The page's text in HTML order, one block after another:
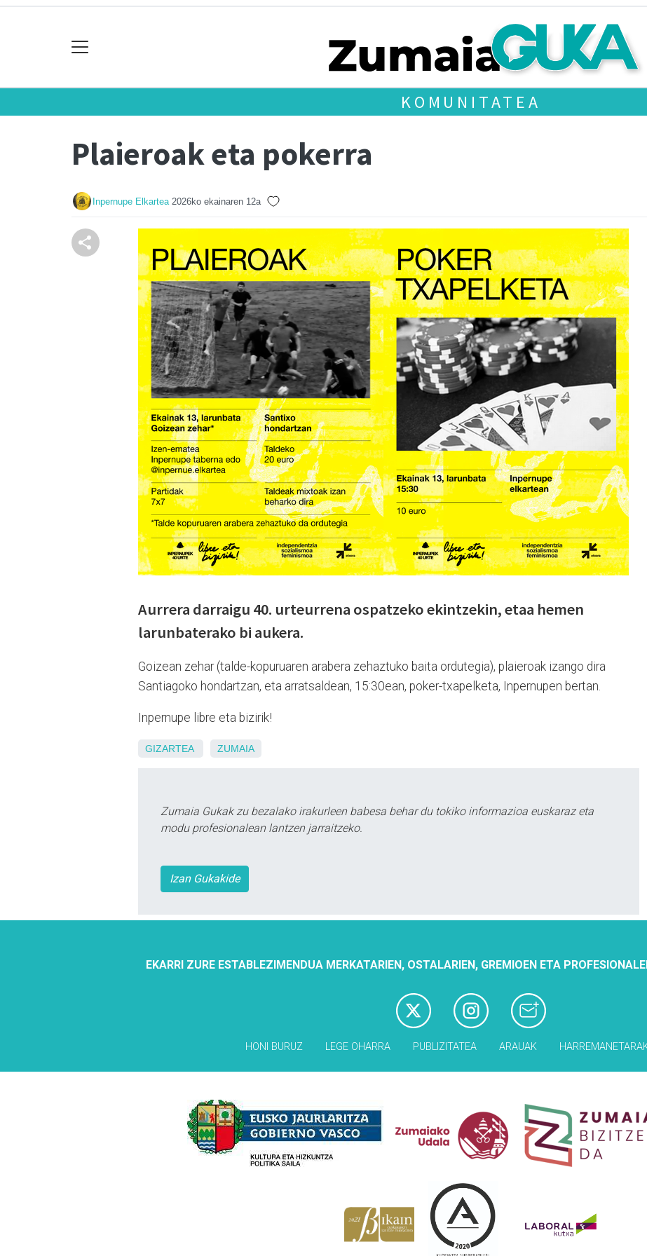
KOMUNITATEA
Plaieroak eta pokerra
Inpernupe Elkartea 2026ko ekainaren 12a
Aurrera darraigu 40. urteurrena ospatzeko ekintzekin, etaa hemen
larunbaterako bi aukera.
Goizean zehar (talde-kopuruaren arabera zehaztuko baita ordutegia), plaieroak izango dira
Santiagoko hondartzan, eta arratsaldean, 15:30ean, poker-txapelketa, Inpernupen bertan.
Inpernupe libre eta bizirik!
GIZARTEA ZUMAIA
Zumaia Gukak zu bezalako irakurleen babesa behar du tokiko informazioa euskaraz eta
modu profesionalean lantzen jarraitzeko.
Izan Gukakide
EKARRI ZURE ESTABLEZIMENDUA MERKATARIEN, OSTALARIEN, GREMIOEN ETA
HONI BURUZ LEGE OHARRA PUBLIZITATEA ARAUAK